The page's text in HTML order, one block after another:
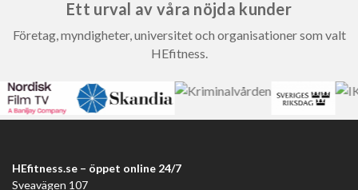
Ett urval av våra nöjda kunder
Företag, myndigheter, universitet och organisationer som valt
HEfitness.
HEfitness.se – öppet online 24/7
Sveavägen 107